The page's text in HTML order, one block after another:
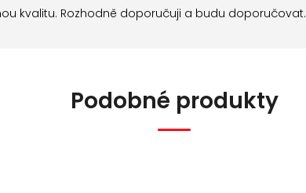
kvalitu. Rozhodně doporučuji a budu doporučovat.
Podobné produkty